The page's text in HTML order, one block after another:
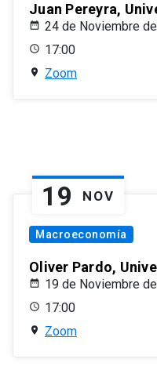
Juan Pereyra,
24 de Noviembre
17:00
Zoom
19 NOV
Macroeconomía
Oliver Pardo,
19 de Noviembre
17:00
Zoom